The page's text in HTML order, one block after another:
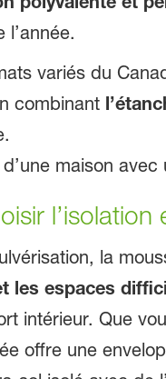
l’année.
variés du
combinant
la
les espaces
intérieur. Que
offre une